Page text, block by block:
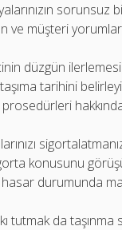
sorunsuz
ve müşteri
düzgün
tarihini
prosedürleri
konusunu
durumunda
tutmak da